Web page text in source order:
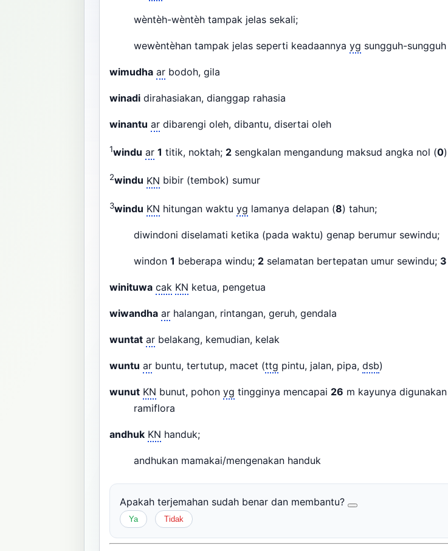
wèntèh-wèntèh tampak jelas sekali;
wewèntèhan tampak jelas seperti keadaannya yg sungguh-sungguh
wimudha ar bodoh, gila
winadi dirahasiakan, dianggap rahasia
winantu ar dibarengi oleh, dibantu, disertai oleh
1windu ar 1 titik, noktah; 2 sengkalan mengandung maksud angka nol (0)
2windu KN bibir (tembok) sumur
3windu KN hitungan waktu yg lamanya delapan (8) tahun;
diwindoni diselamati ketika (pada waktu) genap berumur sewindu;
windon 1 beberapa windu; 2 selamatan bertepatan umur sewindu; 3
winituwa cak KN ketua, pengetua
wiwandha ar halangan, rintangan, geruh, gendala
wuntat ar belakang, kemudian, kelak
wuntu ar buntu, tertutup, macet (ttg pintu, jalan, pipa, dsb)
wunut KN bunut, pohon yg tingginya mencapai 26 m kayunya digunakan
ramiflora
andhuk KN handuk;
andhukan mamakai/mengenakan handuk
Apakah terjemahan sudah benar dan membantu?
Ya Tidak